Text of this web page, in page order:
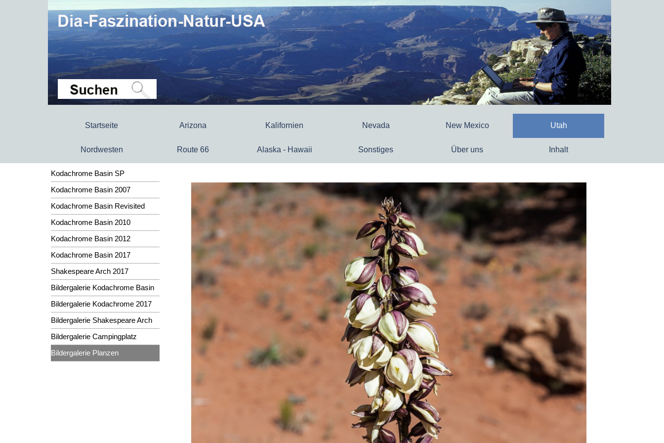
Startseite Arizona Kalifornien Nevada New Mexico Utah
Nordwesten Route 66 Alaska - Hawaii Sonstiges Über uns Inhalt
Kodachrome Basin SP
Kodachrome Basin 2007
Kodachrome Basin Revisited
Kodachrome Basin 2010
Kodachrome Basin 2012
Kodachrome Basin 2017
Shakespeare Arch 2017
Bildergalerie Kodachrome Basin
Bildergalerie Kodachrome 2017
Bildergalerie Shakespeare Arch
Bildergalerie Campingplatz
Bildergalerie Planzen